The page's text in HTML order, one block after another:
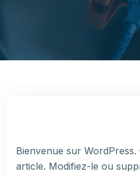
Bienvenue sur
article. Modifiez-le ou